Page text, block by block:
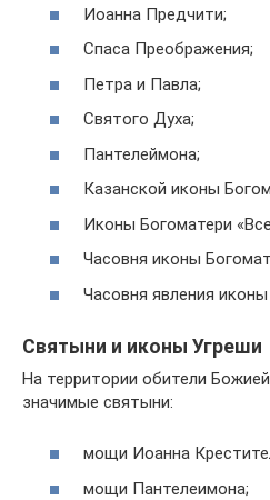
Иоанна Предчити;
Спаса Преображения;
Петра и Павла;
Святого Духа;
Пантелеймона;
Казанской иконы
Иконы Богоматери
Часовня иконы
Часовня явления
Святыни и иконы Угреши
На территории обители
значимые святыни:
мощи Иоанна
мощи Пантелеимона;